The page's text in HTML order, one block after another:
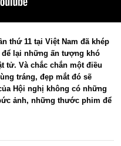
thứ 11 tại Việt Nam đã khép
lại những ấn tượng khó
tử. Và chắc chắn một điều
tráng, đẹp mắt đó sẽ
Hội nghị không có những
ảnh, những thước phim để